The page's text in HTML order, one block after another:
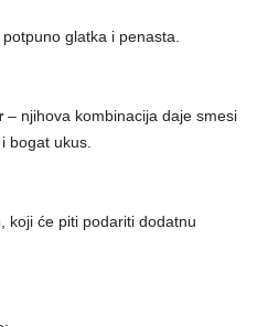
glatka i penasta.
– njihova kombinacija daje smesi
bogat ukus.
, koji će piti podariti dodatnu